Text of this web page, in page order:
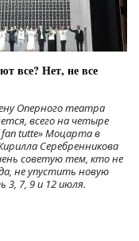
все? Нет, не все
Оперного театра
всего на четыре
fan tutte» Моцарта в
Серебренникова
советую тем, кто не
не упустить новую
3, 7, 9 и 12 июля.